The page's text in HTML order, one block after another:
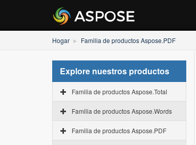
Hogar Familia de productos Aspose.PDF
Explore nuestros productos
Familia de productos Aspose.Total
Familia de productos Aspose.Words
Familia de productos Aspose.PDF